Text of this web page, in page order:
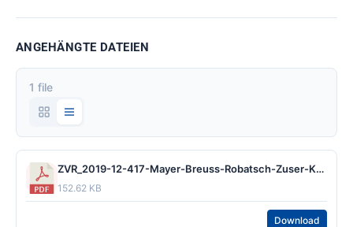
ANGEHÄNGTE DATEIEN
1 file
ZVR_2019-12-417-Mayer-Breuss-Robatsch-Zuser-Kaltenegger.pdf
152.62 KB
Download